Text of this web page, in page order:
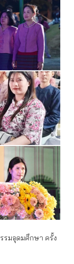
รมอุดมศึกษา ครั้ง